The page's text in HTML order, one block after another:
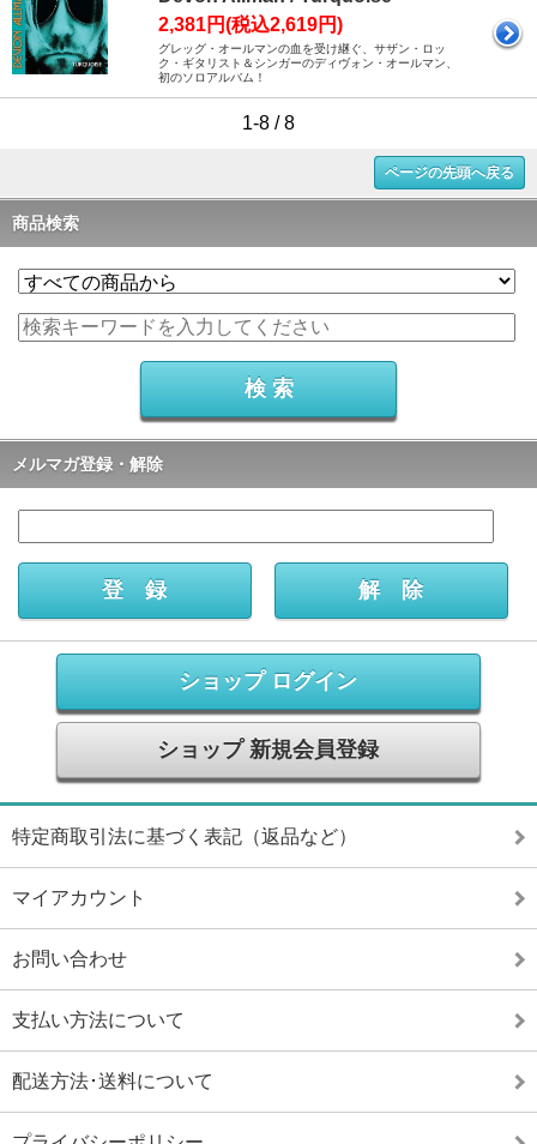
2,381円(税込2,619円)
グレッグ・オールマンの血を受け継ぐ、サザン・ロッ
ク・ギタリスト＆シンガーのディヴォン・オールマン、
初のソロアルバム！
1-8 / 8
ページの先頭へ戻る
商品検索
メルマガ登録・解除
ショップ ログイン
ショップ 新規会員登録
特定商取引法に基づく表記（返品など）
マイアカウント
お問い合わせ
支払い方法について
配送方法･送料について